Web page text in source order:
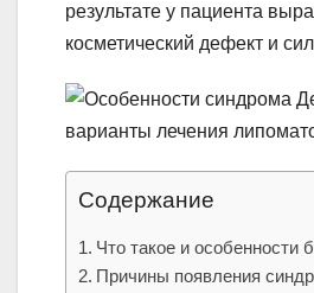
результате у пациента
косметический дефект и
Содержание
Что такое и особенности
Причины появления